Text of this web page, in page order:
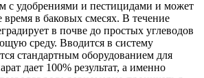
с удобрениями и пестицидами и может
в баковых смесях. В течение
в почве до простых углеводов
среду. Вводится в систему
стандартным оборудованием для
дает 100% результат, а именно